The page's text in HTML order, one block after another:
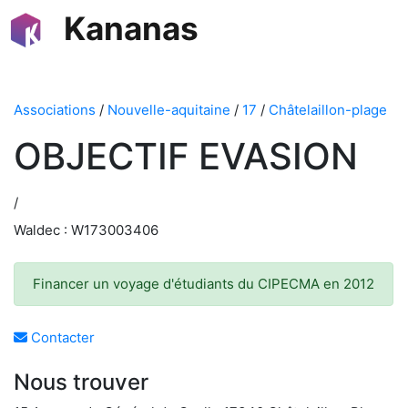
Kananas
Associations / Nouvelle-aquitaine / 17 / Châtelaillon-plage
OBJECTIF EVASION
/
Waldec : W173003406
Financer un voyage d'étudiants du CIPECMA en 2012
Contacter
Nous trouver